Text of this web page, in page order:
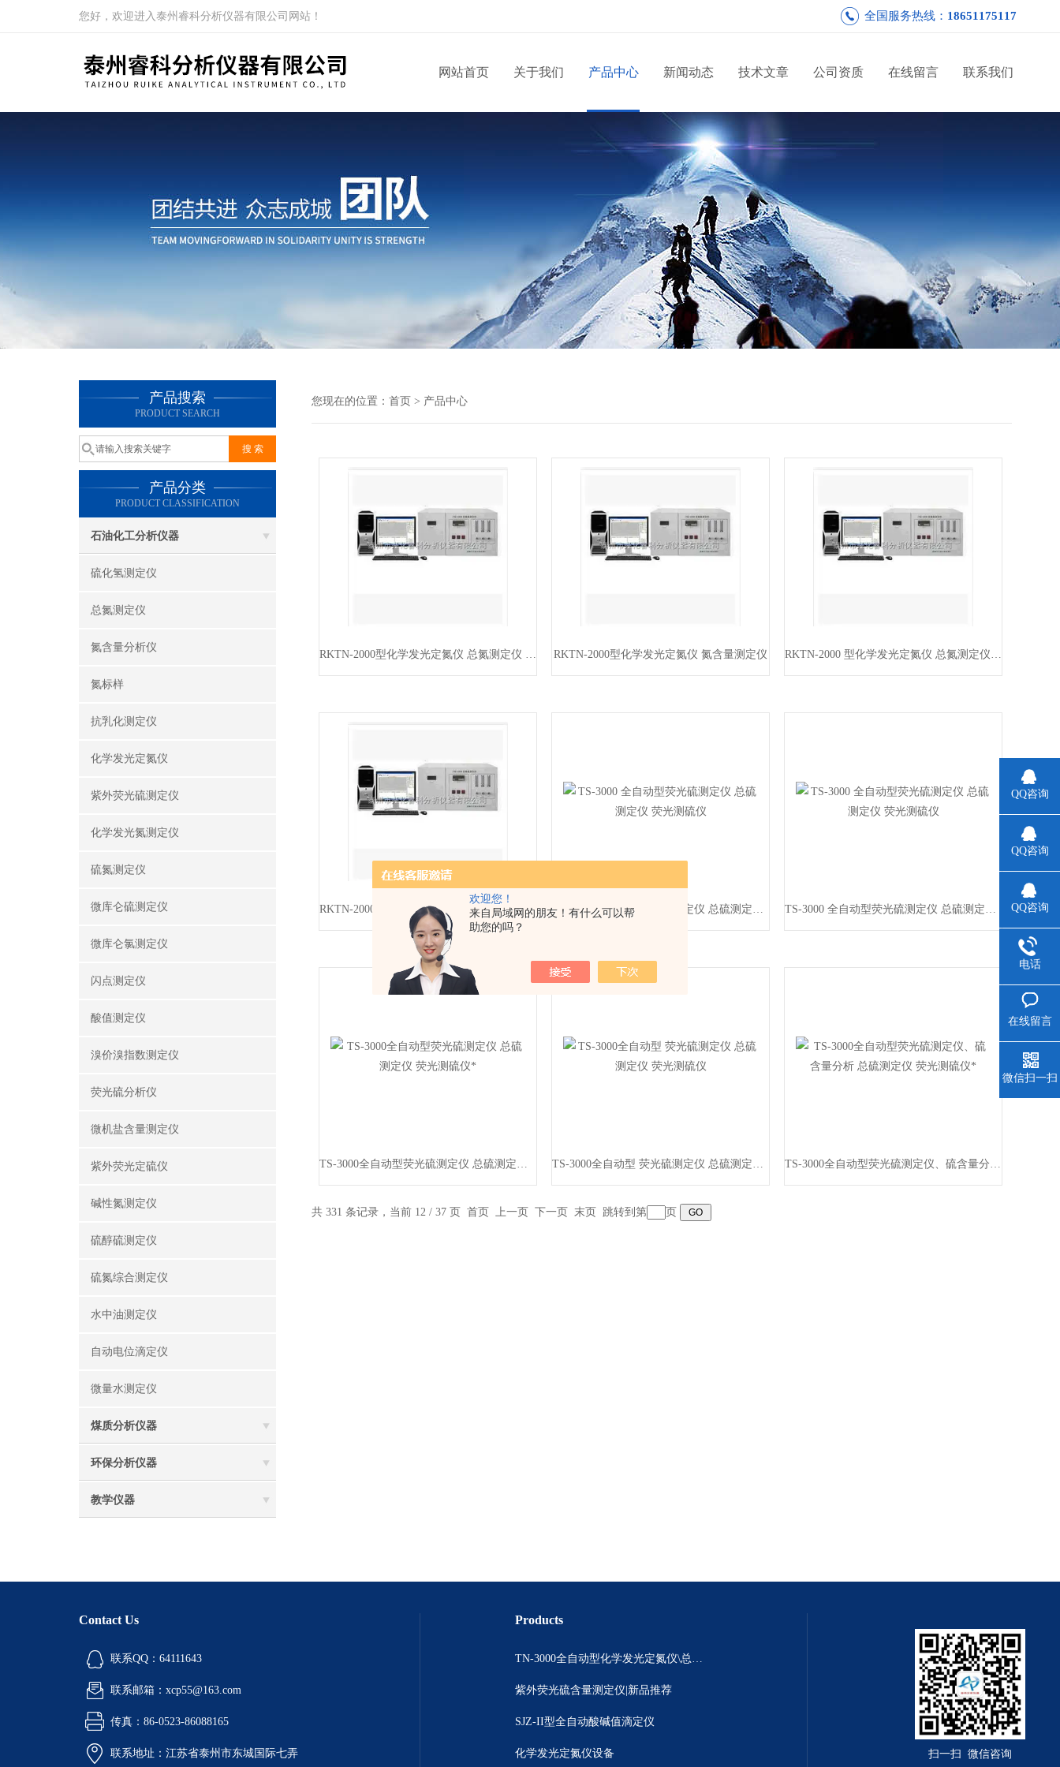
欢迎您！
来自局域网的朋友！有什么可以帮
助您的吗？
您好，欢迎进入泰州睿科分析仪器有限公司网站！ 全国服务热线： 18651175117
网站首页 关于我们 产品中心 新闻动态 技术文章 公司资质 在线留言 联系我们
产品搜索
PRODUCT SEARCH
产品分类
PRODUCT CLASSIFICATION
石油化工分析仪器
硫化氢测定仪
总氮测定仪
氮含量分析仪
氮标样
抗乳化测定仪
化学发光定氮仪
紫外荧光硫测定仪
化学发光氮测定仪
硫氮测定仪
微库仑硫测定仪
微库仑氯测定仪
闪点测定仪
酸值测定仪
溴价溴指数测定仪
荧光硫分析仪
微机盐含量测定仪
紫外荧光定硫仪
碱性氮测定仪
硫醇硫测定仪
硫氮综合测定仪
水中油测定仪
自动电位滴定仪
微量水测定仪
煤质分析仪器
环保分析仪器
教学仪器
您现在的位置： 首页 > 产品中心
RKTN-2000型化学发光定氮仪 总氮测定仪 氮含量测定仪* RKTN-2000型化学发光定氮仪 氮含量测定仪 RKTN-2000 型化学发光定氮仪 总氮测定仪 氮含量测定仪*
RKTN-2000 型化学发光定氮仪、总氮测定仪、氮含量测定仪 TS-3000 全自动型荧光硫测定仪 总硫测定仪 荧光测硫仪 TS-3000 全自动型荧光硫测定仪 总硫测定仪 荧光测硫仪
TS-3000全自动型荧光硫测定仪 总硫测定仪 荧光测硫仪* TS-3000全自动型 荧光硫测定仪 总硫测定仪 荧光测硫仪 TS-3000全自动型荧光硫测定仪、硫含量分析 总硫测定仪 荧光测硫仪*
共 331 条记录，当前 12 / 37 页 首页 上一页 下一页 末页 跳转到第 页
Contact Us
联系QQ：64111643
联系邮箱：xcp55@163.com
传真：86-0523-86088165
联系地址：江苏省泰州市东城国际七弄
Products
TN-3000全自动型化学发光定氮仪\总氮测定\ 氮含量分析仪
紫外荧光硫含量测定仪|新品推荐
SJZ-II型全自动酸碱值滴定仪
化学发光定氮仪设备 扫一扫 微信咨询
QQ咨询
QQ咨询
QQ咨询
电话
在线留言
微信扫一扫